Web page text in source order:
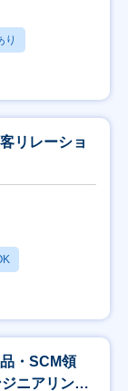
り
リレーショ
・SCM領
ニアリング